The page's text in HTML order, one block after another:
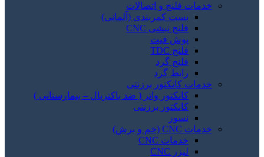
خدمات فلنج و اتصالات
بست کمربندی (آلمانی)
فلنج نبشی CNC
پوش فیت
فلنج TDC
فلنج گرد
رابط گرد
خدمات کانکتور برزنتی
کانکتور واتر ( ضد باکتریال – بیمارستانی )
کانکتور برزنتی
نسوز
خدمات CNC (خم و برش)
خدمات CNC
لیزر CNC